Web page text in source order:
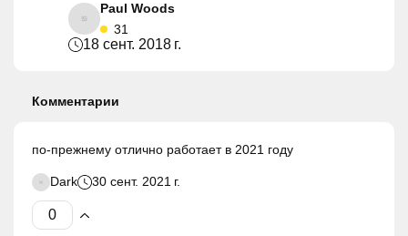
Paul Woods
31
18 сент. 2018 г.
Комментарии
по-прежнему отлично работает в 2021 году
Dark 30 сент. 2021 г.